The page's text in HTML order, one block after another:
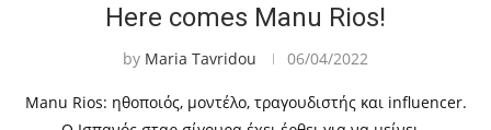
Here comes Manu Rios!
by Maria Tavridou 06/04/2022
Manu Rios: ηθοποιός, μοντέλο, τραγουδιστής και influencer.